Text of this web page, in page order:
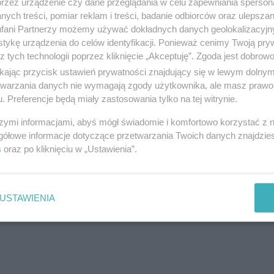
napisać o ciekawym wydarzeniu, które miało miejsce w Twojej okolicy,
razem z nami. Wyślij swój tekst, zdjęcia lub wideo poprzez formularz , a my
Pamiętaj, że każdy głos ma znaczenie.
NYC session Trio z Grażyną Auguścik - koncert
/Weekend
treści, pomiar reklam i treści, badanie odbiorców oraz
Partnerzy możemy używać dokładnych danych
urządzenia do celów identyfikacji. Ponieważ cenimy Twoją
tych technologii poprzez kliknięcie „Akceptuję”. Zgoda jest
przycisk ustawień prywatności znajdujący się w lewym
danych nie wymagają zgody użytkownika, ale masz
Preferencje będą miały zastosowania tylko na tej witrynie.
informacjami, abyś mógł świadomie i komfortowo korzystać z
informacje dotyczące przetwarzania Twoich danych
oraz po kliknięciu w „Ustawienia”.
USTAWIENIA